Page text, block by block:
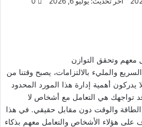
وتحقق التوازن
والمليء بالالتزامات، يصبح وقتنا من
يدركون أهمية إدارة هذا المورد المحدود
تواجهك هي التعامل مع أشخاص لا
والوقت دون مقابل حقيقي. في هذا
على هؤلاء الأشخاص والتعامل معهم بذكاء